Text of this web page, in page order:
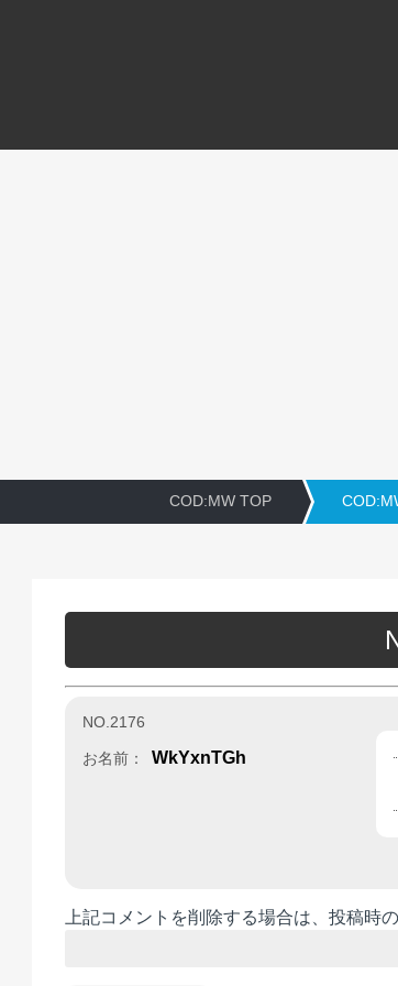
COD:MW TOP
NO.2176
お名前： WkYxnTGh
上記コメントを削除する場合は、投稿時